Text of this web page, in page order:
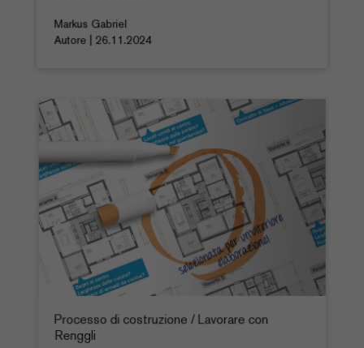
Markus Gabriel
Autore | 26.11.2024
Processo di costruzione / Lavorare con
Renggli